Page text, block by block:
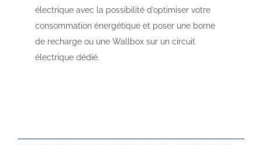
électrique avec la possibilité d’optimiser votre
consommation énergétique et poser une borne
de recharge ou une Wallbox sur un circuit
électrique dédié.